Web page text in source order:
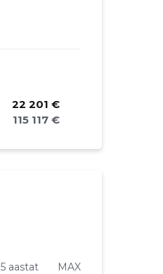
22 201 €
115 117 €
5 aastat MAX